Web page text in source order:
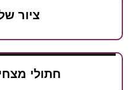
ציור של אריה
חתולי מצחיק לצביעה